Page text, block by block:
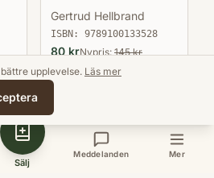
Gertrud Hellbrand
ISBN: 9789100133528
80 krNypris: 145kr
Nyskick
Sälj
Meddelanden Mer
upplevelse. Läs mer